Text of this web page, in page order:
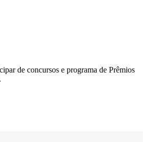
de concursos e programa de Prêmios